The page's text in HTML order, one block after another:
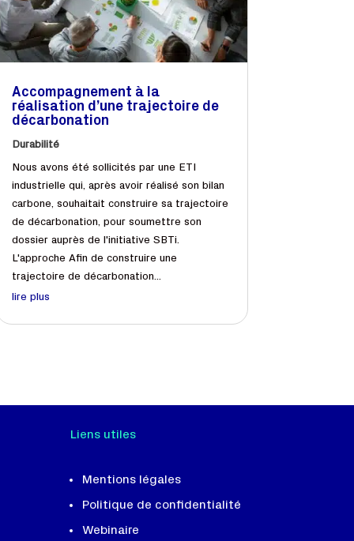
Accompagnement à la
réalisation d’une trajectoire de
décarbonation
Durabilité
Nous avons été sollicités par une ETI
industrielle qui, après avoir réalisé son bilan
carbone, souhaitait construire sa trajectoire
de décarbonation, pour soumettre son
dossier auprès de l'initiative SBTi.
L'approche Afin de construire une
trajectoire de décarbonation...
lire plus
Liens utiles
Mentions légales
Politique de confidentialité
Webinaire